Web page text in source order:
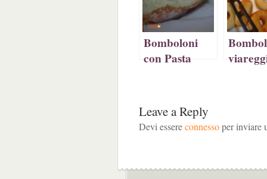
Bomboloni
con Pasta
Leave a Reply
Devi essereconnessoper inviare